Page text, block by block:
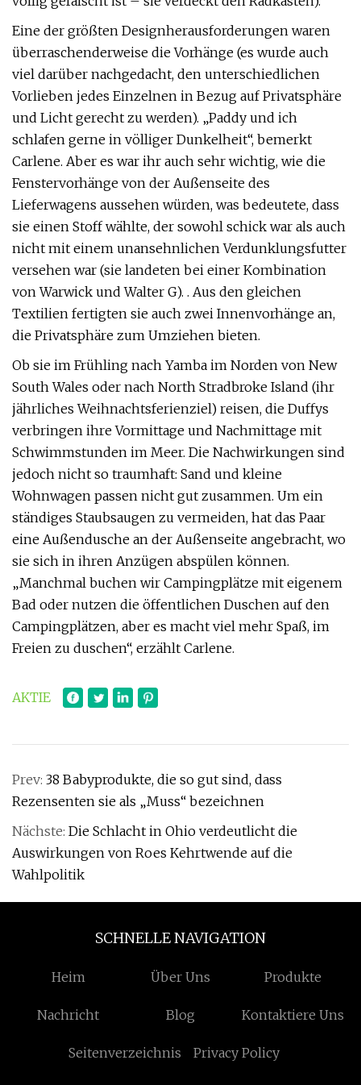
Eine der größten Designherausforderungen waren
überraschenderweise die Vorhänge (es wurde auch
viel darüber nachgedacht, den unterschiedlichen
Vorlieben jedes Einzelnen in Bezug auf Privatsphäre
und Licht gerecht zu werden). „Paddy und ich
schlafen gerne in völliger Dunkelheit“, bemerkt
Carlene. Aber es war ihr auch sehr wichtig, wie die
Fenstervorhänge von der Außenseite des
Lieferwagens aussehen würden, was bedeutete, dass
sie einen Stoff wählte, der sowohl schick war als auch
nicht mit einem unansehnlichen Verdunklungsfutter
versehen war (sie landeten bei einer Kombination
von Warwick und Walter G). . Aus den gleichen
Textilien fertigten sie auch zwei Innenvorhänge an,
die Privatsphäre zum Umziehen bieten.
Ob sie im Frühling nach Yamba im Norden von New
South Wales oder nach North Stradbroke Island (ihr
jährliches Weihnachtsferienziel) reisen, die Duffys
verbringen ihre Vormittage und Nachmittage mit
Schwimmstunden im Meer. Die Nachwirkungen sind
jedoch nicht so traumhaft: Sand und kleine
Wohnwagen passen nicht gut zusammen. Um ein
ständiges Staubsaugen zu vermeiden, hat das Paar
eine Außendusche an der Außenseite angebracht, wo
sie sich in ihren Anzügen abspülen können.
„Manchmal buchen wir Campingplätze mit eigenem
Bad oder nutzen die öffentlichen Duschen auf den
Campingplätzen, aber es macht viel mehr Spaß, im
Freien zu duschen“, erzählt Carlene.
AKTIE
Prev: 38 Babyprodukte, die so gut sind, dass
Rezensenten sie als „Muss“ bezeichnen
Nächste: Die Schlacht in Ohio verdeutlicht die
Auswirkungen von Roes Kehrtwende auf die
Wahlpolitik
SCHNELLE NAVIGATION
Heim Über Uns Produkte
Nachricht Blog Kontaktiere Uns
Seitenverzeichnis Privacy Policy